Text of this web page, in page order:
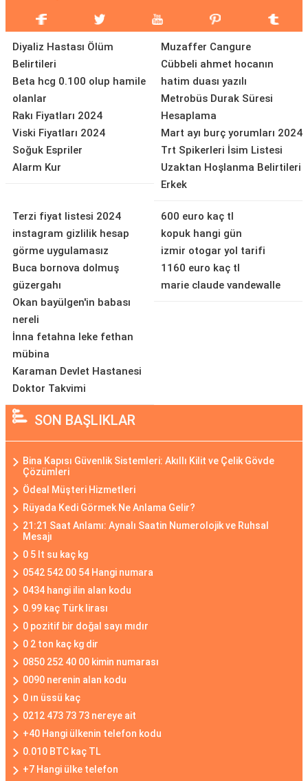
Diyaliz Hastası Ölüm
Belirtileri
Beta hcg 0.100 olup hamile
olanlar
Rakı Fiyatları 2024
Viski Fiyatları 2024
Soğuk Espriler
Alarm Kur
Muzaffer Cangure
Cübbeli ahmet hocanın
hatim duası yazılı
Metrobüs Durak Süresi
Hesaplama
Mart ayı burç yorumları 2024
Trt Spikerleri İsim Listesi
Uzaktan Hoşlanma Belirtileri
Erkek
Terzi fiyat listesi 2024
instagram gizlilik hesap
görme uygulamasız
Buca bornova dolmuş
güzergahı
Okan bayülgen'in babası
nereli
İnna fetahna leke fethan
mübina
Karaman Devlet Hastanesi
Doktor Takvimi
600 euro kaç tl
kopuk hangi gün
izmir otogar yol tarifi
1160 euro kaç tl
marie claude vandewalle
SON BAŞLIKLAR
Bina Kapısı Güvenlik Sistemleri: Akıllı Kilit ve Çelik Gövde
Çözümleri
Ödeal Müşteri Hizmetleri
Rüyada Kedi Görmek Ne Anlama Gelir?
21:21 Saat Anlamı: Aynalı Saatin Numerolojik ve Ruhsal
Mesajı
0 5 lt su kaç kg
0542 542 00 54 Hangi numara
0434 hangi ilin alan kodu
0.99 kaç Türk lirası
0 pozitif bir doğal sayı mıdır
0 2 ton kaç kg dir
0850 252 40 00 kimin numarası
0090 nerenin alan kodu
0 ın üssü kaç
0212 473 73 73 nereye ait
+40 Hangi ülkenin telefon kodu
0.010 BTC kaç TL
+7 Hangi ülke telefon